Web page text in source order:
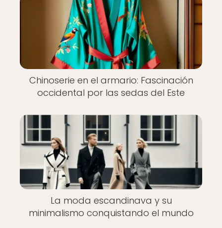
Chinoserie en el armario: Fascinación
occidental por las sedas del Este
La moda escandinava y su
minimalismo conquistando el mundo